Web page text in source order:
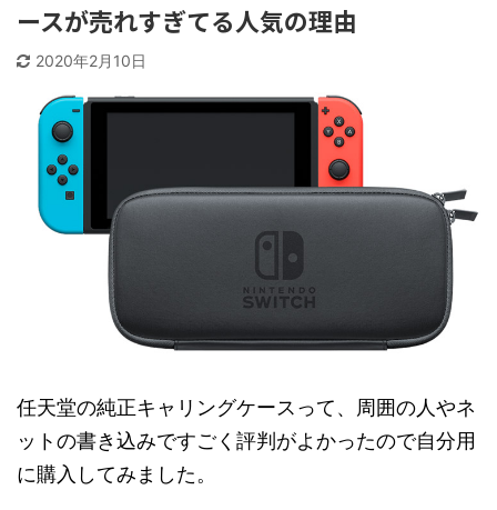
ースが売れすぎてる人気の理由
2020年2月10日
任天堂の純正キャリングケースって、周囲の人やネ
ットの書き込みですごく評判がよかったので自分用
に購入してみました。